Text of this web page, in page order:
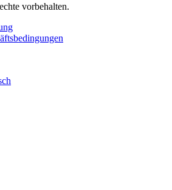
vorbehalten.